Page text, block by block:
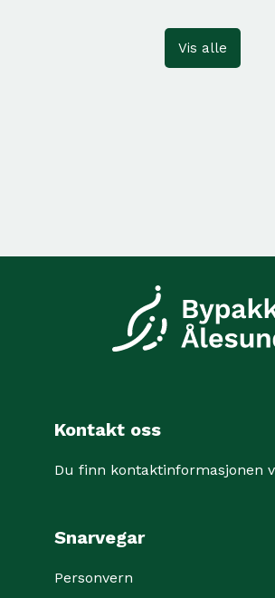
Vis alle
Kontakt oss
Du finn kontaktinformasjonen
Snarvegar
Personvern